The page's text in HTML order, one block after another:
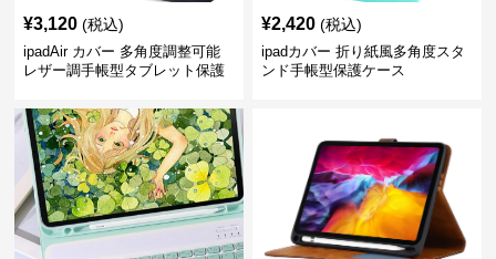
¥3,120 (税込)
ipadAir カバー 多角度調整可能
レザー調手帳型タブレット保護
¥2,420 (税込)
ipadカバー 折り紙風多角度スタ
ンド手帳型保護ケース